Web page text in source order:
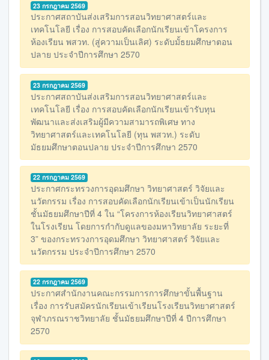
23 กรกฎาคม 2569
ประกาศสถาบันส่งเสริมการสอนวิทยาศาสตร์และ
เทคโนโลยี เรื่อง การสอบคัดเลือกนักเรียนเข้าโครงการ
ห้องเรียน พสวท. (สู่ความเป็นเลิศ) ระดับมั้ธยมศึกษาตอน
ปลาย ประจำปีการศึกษา 2570
23 กรกฎาคม 2569
ประกาศสถาบันส่งเสริมการสอนวิทยาศาสตร์และ
เทคโนโลยี เรื่อง การสอบคัดเลือกนักเรียนเข้ารับทุน
พัฒนาและส่งเสริมผู้มีความสามารถพิเศษ ทาง
วิทยาศาสตร์และเทคโนโลยี (ทุน พสวท.) ระดับ
มัธยมศึกษาตอนปลาย ประจำปีการศึกษา 2570
22 กรกฎาคม 2569
ประกาศกระทรวงการอุดมศึกษา วิทยาศาสตร์ วิจัยและ
นวัตกรรม เรื่อง การสอบคัดเลือกนักเรียนเข้าเป็นนักเรียน
ชั้นมัธยมศึกษาปีที่ 4 ใน “โครงการห้องเรียนวิทยาศาสตร์
ในโรงเรียน โดยการกำกับดูแลของมหาวิทยาลัย ระยะที่
3” ของกระทรวงการอุดมศึกษา วิทยาศาสตร์ วิจัยและ
นวัตกรรม ประจำปีการศึกษา 2570
22 กรกฎาคม 2569
ประกาศสำนักงานคณะกรรมการการศึกษาขั้นพื้นฐาน
เรื่อง การรับสมัครนักเรียนเข้าเรียนโรงเรียนวิทยาศาสตร์
จุฬาภรณราชวิทยาลัย ชั้นมัธยมศึกษาปีที่ 4 ปีการศึกษา
2570